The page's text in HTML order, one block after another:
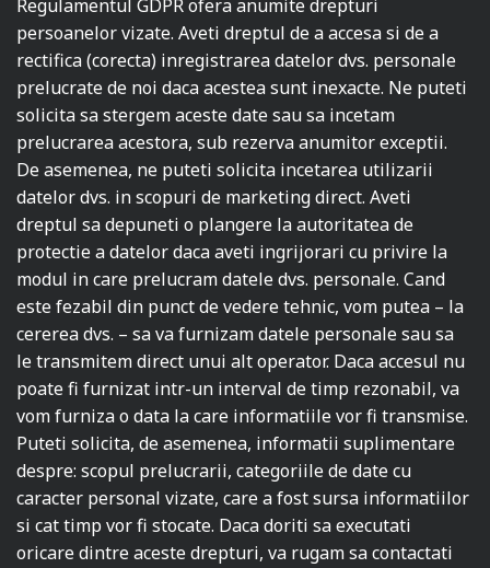
Regulamentul GDPR ofera anumite drepturi
persoanelor vizate. Aveti dreptul de a accesa si de a
rectifica (corecta) inregistrarea datelor dvs. personale
prelucrate de noi daca acestea sunt inexacte. Ne puteti
solicita sa stergem aceste date sau sa incetam
prelucrarea acestora, sub rezerva anumitor exceptii.
De asemenea, ne puteti solicita incetarea utilizarii
datelor dvs. in scopuri de marketing direct. Aveti
dreptul sa depuneti o plangere la autoritatea de
protectie a datelor daca aveti ingrijorari cu privire la
modul in care prelucram datele dvs. personale. Cand
este fezabil din punct de vedere tehnic, vom putea – la
cererea dvs. – sa va furnizam datele personale sau sa
le transmitem direct unui alt operator. Daca accesul nu
poate fi furnizat intr-un interval de timp rezonabil, va
vom furniza o data la care informatiile vor fi transmise.
Puteti solicita, de asemenea, informatii suplimentare
despre: scopul prelucrarii, categoriile de date cu
caracter personal vizate, care a fost sursa informatiilor
si cat timp vor fi stocate. Daca doriti sa executati
oricare dintre aceste drepturi, va rugam sa contactati